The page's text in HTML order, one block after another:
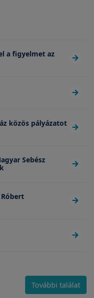
a figyelmet az
közös pályázatot
Sebész
További találat